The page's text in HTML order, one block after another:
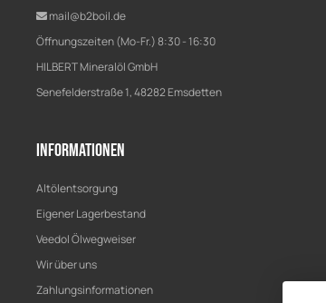
mail@b2boil.de
Öffnungszeiten (Mo-Fr.) 8:30 - 16:30
HILBERT Mineralöl GmbH
Senefelderstraße 1, 48282 Emsdetten
Informationen
Altölentsorgung
Eigener Lagerbestand
Veedol Ölwegweiser
Wir über uns
Zahlungsinformationen